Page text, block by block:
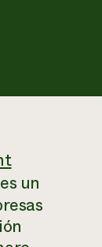
un